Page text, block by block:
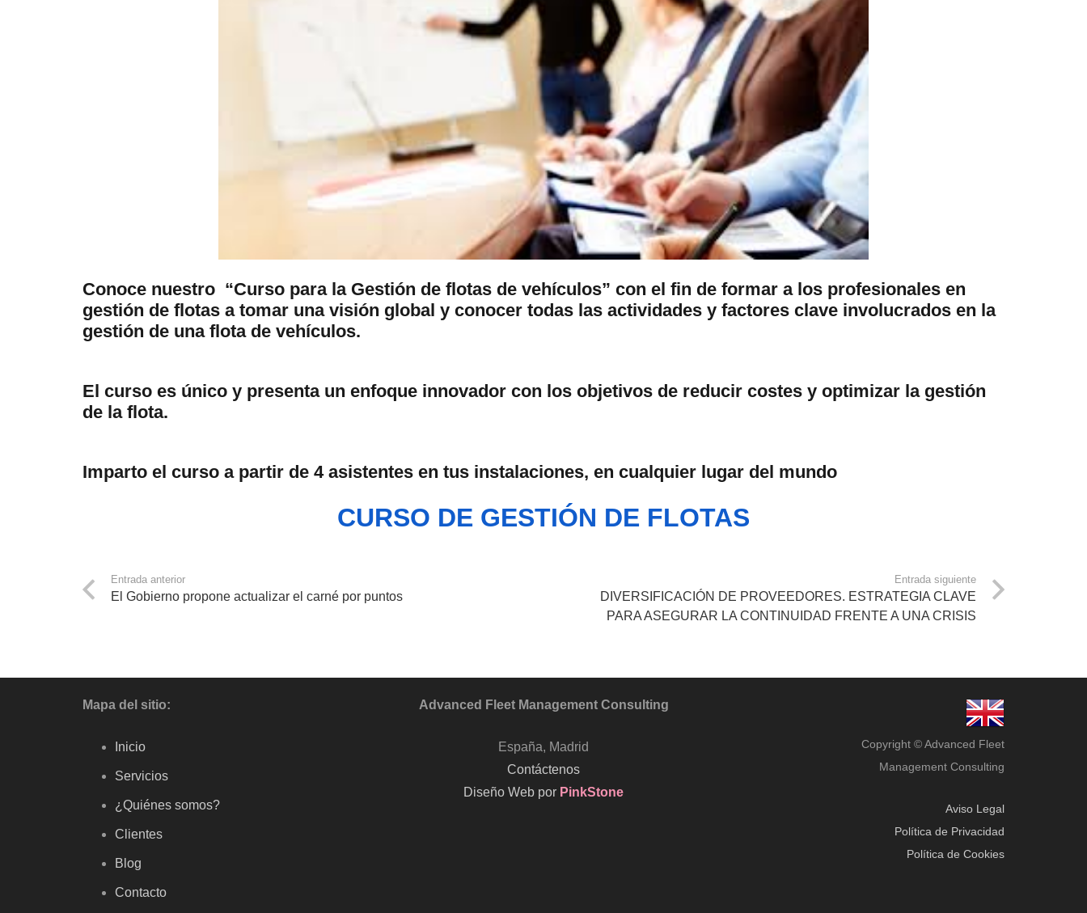
Conoce nuestro “Curso para la Gestión de flotas de vehículos” con el fin de formar a los profesionales en
gestión de flotas a tomar una visión global y conocer todas las actividades y factores clave involucrados en la
gestión de una flota de vehículos.
El curso es único y presenta un enfoque innovador con los objetivos de reducir costes y optimizar la gestión
de la flota.
Imparto el curso a partir de 4 asistentes en tus instalaciones, en cualquier lugar del mundo
CURSO DE GESTIÓN DE FLOTAS
Entrada anterior
El Gobierno propone actualizar el carné por puntos
Entrada siguiente
DIVERSIFICACIÓN DE PROVEEDORES. ESTRATEGIA CLAVE
PARA ASEGURAR LA CONTINUIDAD FRENTE A UNA CRISIS
Mapa del sitio:
Inicio
Servicios
¿Quiénes somos?
Clientes
Blog
Contacto
Advanced Fleet Management Consulting
España, Madrid
Contáctenos
Diseño Web por PinkStone
Copyright © Advanced Fleet
Management Consulting
Aviso Legal
Política de Privacidad
Política de Cookies